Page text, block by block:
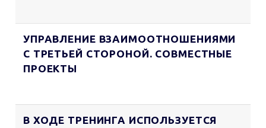
УПРАВЛЕНИЕ ВЗАИМООТНОШЕНИЯМИ
С ТРЕТЬЕЙ СТОРОНОЙ. СОВМЕСТНЫЕ
ПРОЕКТЫ
В ХОДЕ ТРЕНИНГА ИСПОЛЬЗУЕТСЯ